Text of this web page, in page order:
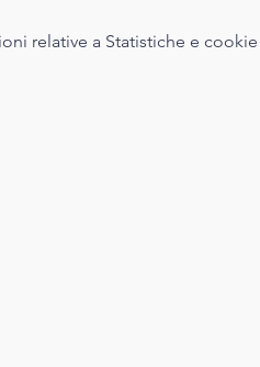
relative a Statistiche e